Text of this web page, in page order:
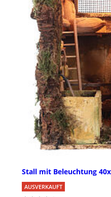
Stall mit Beleuchtung
AUSVERKAUFT